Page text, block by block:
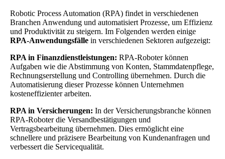
Robotic Process Automation (RPA) findet in verschiedenen
Branchen Anwendung und automatisiert Prozesse, um Effizienz
und Produktivität zu steigern. Im Folgenden werden einige
RPA-Anwendungsfälle in verschiedenen Sektoren aufgezeigt:
RPA in Finanzdienstleistungen: RPA-Roboter können
Aufgaben wie die Abstimmung von Konten, Stammdatenpflege,
Rechnungserstellung und Controlling übernehmen. Durch die
Automatisierung dieser Prozesse können Unternehmen
kosteneffizienter arbeiten.
RPA in Versicherungen: In der Versicherungsbranche können
RPA-Roboter die Versandbestätigungen und
Vertragsbearbeitung übernehmen. Dies ermöglicht eine
schnellere und präzisere Bearbeitung von Kundenanfragen und
verbessert die Servicequalität.